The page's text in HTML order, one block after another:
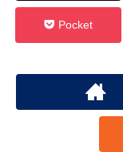
Pocket